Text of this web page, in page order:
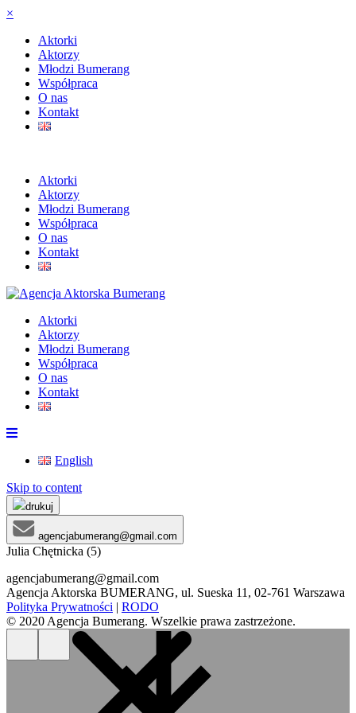
×
Aktorki
Aktorzy
Młodzi Bumerang
Współpraca
O nas
Kontakt
Aktorki
Aktorzy
Młodzi Bumerang
Współpraca
O nas
Kontakt
Aktorki
Aktorzy
Młodzi Bumerang
Współpraca
O nas
Kontakt
English
Skip to content
drukuj
agencjabumerang@gmail.com
Julia Chętnicka (5)
agencjabumerang@gmail.com
Agencja Aktorska BUMERANG, ul. Sueska 11, 02-761 Warszawa
Polityka Prywatności | RODO
© 2020 Agencja Bumerang. Wszelkie prawa zastrzeżone.